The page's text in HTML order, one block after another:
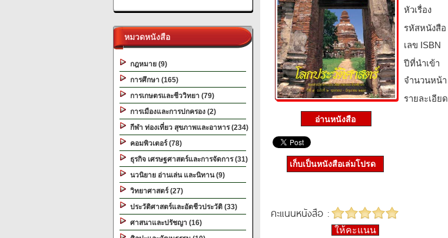
หมวดหนังสือ
กฎหมาย (9)
การศึกษา (165)
การเกษตรและชีววิทยา (79)
การเมืองและการปกครอง (2)
กีฬา ท่องเที่ยว สุขภาพและอาหาร (234)
คอมพิวเตอร์ (78)
ธุรกิจ เศรษฐศาสตร์และการจัดการ (31)
นวนิยาย อ่านเล่น และนิทาน (9)
วิทยาศาสตร์ (27)
ประวัติศาสตร์และอัตชีวประวัติ (33)
ศาสนาและปรัชญา (16)
หัวเรื่อง
รหัสหนังสือ­
เลข ISBN
ปีที่นำเข้า
จำนวนหน้า
รายละเอียด
เก็บเป็นหนังสือเล่มโปรด
คะแนนหนังสือ :
ให้คะแนน